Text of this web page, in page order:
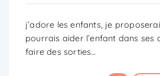
j’adore les enfants, je
pourrais aider l’enfant dans ses
faire des sorties…